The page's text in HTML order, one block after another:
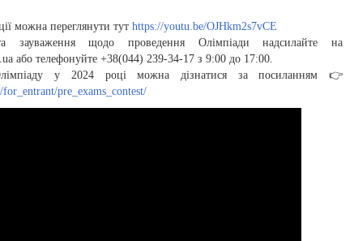
можна переглянути тут https://youtu.be/OJHkm2s7vCE
щодо проведення Олімпіади надсилайте на
або телефонуйте +38(044) 239-34-17 з 9:00 до 17:00.
у 2024 році можна дізнатися за посиланням 👉
pre_exams_contest/